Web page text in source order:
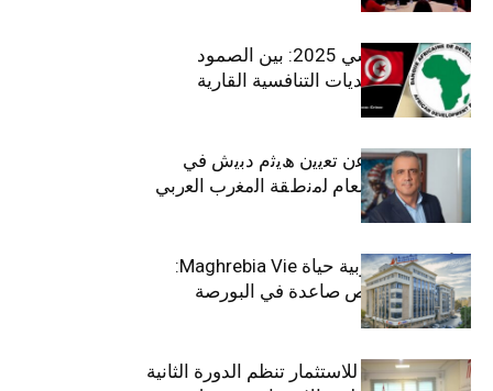
الاقتصاد التونسي 2025: بين الصمود
الاجتماعي وتحديات التنافسية القارية
ﺗﯾﺗرا ﺑﺎك ﺗﻌﻠن ﻋن ﺗﻌﯾﯾن ھﯾﺛم دﺑﯾش ﻓﻲ
ﻣﻧﺻب اﻟﻣدﯾر اﻟﻌﺎم ﻟﻣﻧطﻘﺔ اﻟﻣﻐرب اﻟﻌرﺑﻲ
وﻏرب أﻓرﯾﻘﯾﺎ
التأمينات المغربية حياة Maghrebia Vie:
فاعل رائد بفرص صاعدة في البورصة
(+34.8%)
الهيئة التونسية للاستثمار تنظم الدورة الثانية